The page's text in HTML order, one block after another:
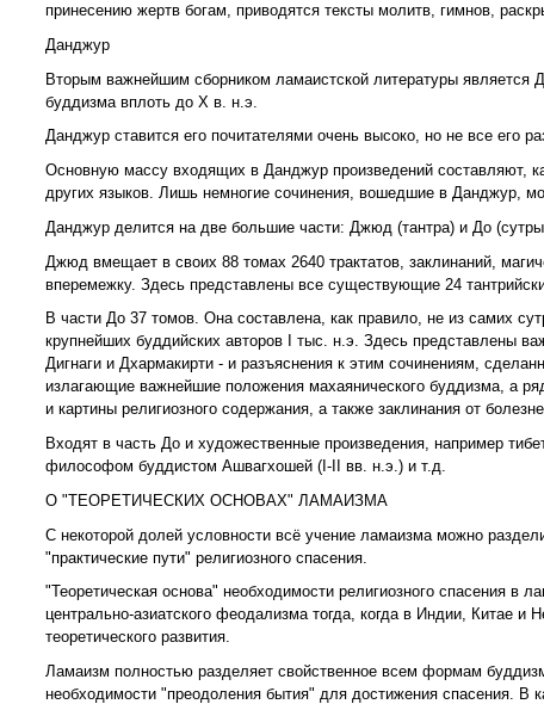
принесению жертв богам, приводятся тексты молитв, гимнов,
Данджур
Вторым важнейшим сборником ламаистской литературы
буддизма вплоть до X в. н.э.
Данджур ставится его почитателями очень высоко, но не все его
Основную массу входящих в Данджур произведений составляют,
других языков. Лишь немногие сочинения, вошедшие в Данджур,
Данджур делится на две большие части: Джюд (тантра) и До (сутры)
Джюд вмещает в своих 88 томах 2640 трактатов, заклинаний,
вперемежку. Здесь представлены все существующие 24
В части До 37 томов. Она составлена, как правило, не из самих
крупнейших буддийских авторов I тыс. н.э. Здесь представлены
Дигнаги и Дхармакирти - и разъяснения к этим сочинениям,
излагающие важнейшие положения махаянического буддизма, а
и картины религиозного содержания, а также заклинания от
Входят в часть До и художественные произведения, например
философом буддистом Ашвагхошей (I-II вв. н.э.) и т.д.
О "ТЕОРЕТИЧЕСКИХ ОСНОВАХ" ЛАМАИЗМА
С некоторой долей условности всё учение ламаизма можно
"практические пути" религиозного спасения.
"Теоретическая основа" необходимости религиозного спасения в
центрально-азиатского феодализма тогда, когда в Индии, Китае
теоретического развития.
Ламаизм полностью разделяет свойственное всем формам
необходимости "преодоления бытия" для достижения спасения.